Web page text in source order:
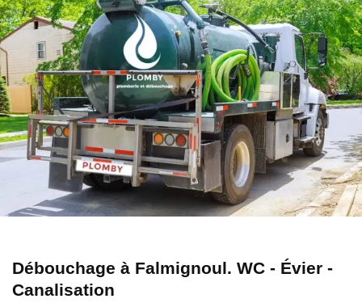
Débouchage à Falmignoul. WC - Évier -
Canalisation